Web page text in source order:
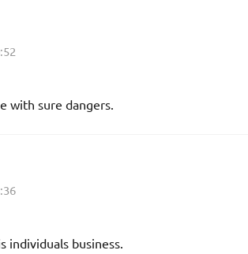
with sure dangers.
individuals business.